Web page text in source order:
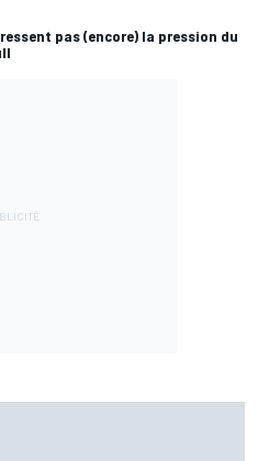
pas (encore) la pression du